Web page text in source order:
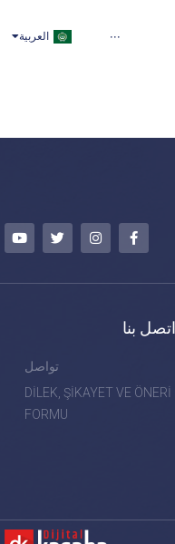
··· العربية
ENGLISH
اتصل بنا
تواصل
DİLEK, ŞİKAYET VE ÖNERİ
FORMU